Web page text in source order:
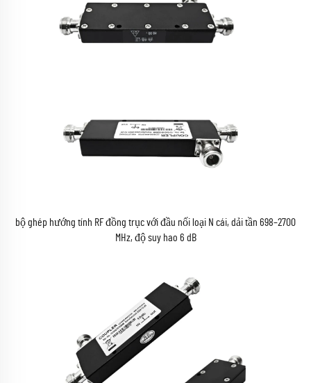
bộ ghép hướng tính RF đồng trục với đầu nối loại N cái, dải tần 698–2700
MHz, độ suy hao 6 dB